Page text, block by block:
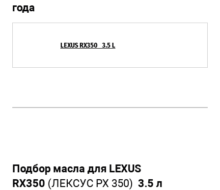
года
LEXUS RX350 3.5 L
Подбор масла для LEXUS
RX350 (ЛЕКСУС РХ 350) 3.5 л